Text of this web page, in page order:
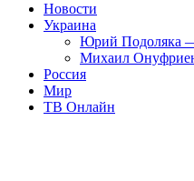
Новости
Украина
Юрий
Михаил
Россия
Мир
ТВ Онлайн